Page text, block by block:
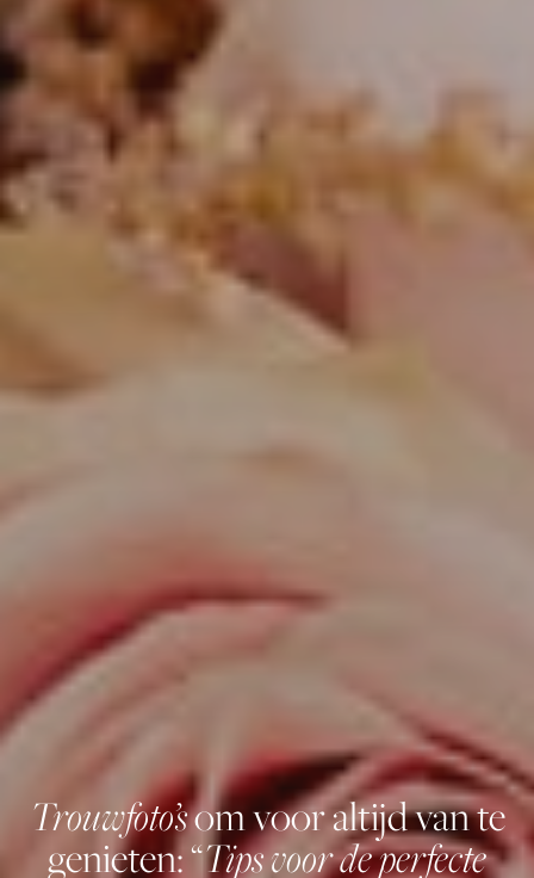
Trouwfoto’som voor altijd van te
genieten: “Tips voor de perfecte